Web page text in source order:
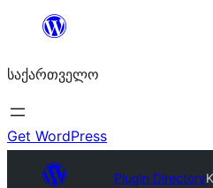
შიგთავსზე
საქართველო
Get WordPress
Plugin Directory